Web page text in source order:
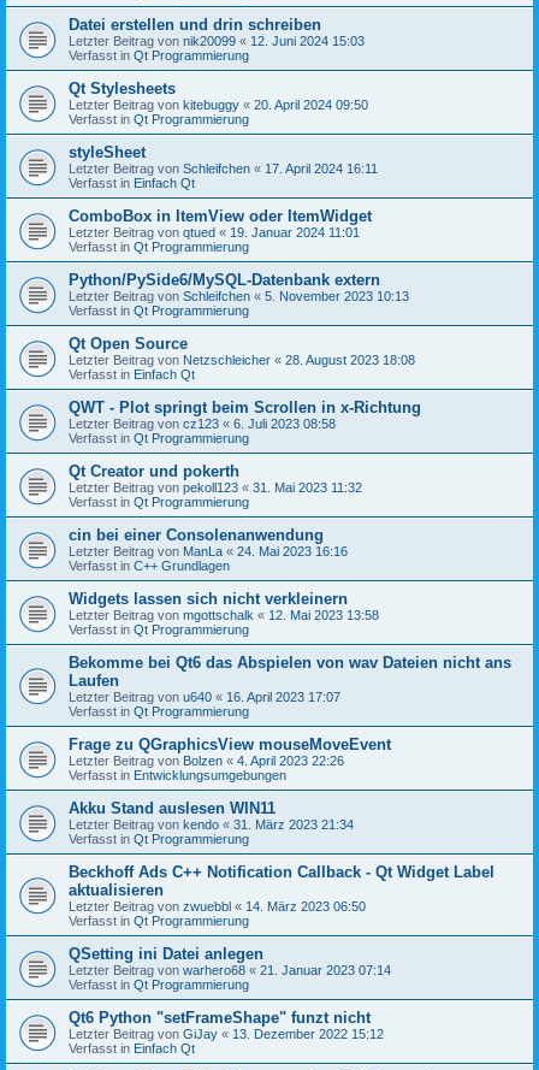
Datei erstellen und drin schreiben
Letzter Beitrag von nik20099 « 12. Juni 2024 15:03
Verfasst in Qt Programmierung
Qt Stylesheets
Letzter Beitrag von kitebuggy « 20. April 2024 09:50
Verfasst in Qt Programmierung
styleSheet
Letzter Beitrag von Schleifchen « 17. April 2024 16:11
Verfasst in Einfach Qt
ComboBox in ItemView oder ItemWidget
Letzter Beitrag von qtued « 19. Januar 2024 11:01
Verfasst in Qt Programmierung
Python/PySide6/MySQL-Datenbank extern
Letzter Beitrag von Schleifchen « 5. November 2023 10:13
Verfasst in Qt Programmierung
Qt Open Source
Letzter Beitrag von Netzschleicher « 28. August 2023 18:08
Verfasst in Einfach Qt
QWT - Plot springt beim Scrollen in x-Richtung
Letzter Beitrag von cz123 « 6. Juli 2023 08:58
Verfasst in Qt Programmierung
Qt Creator und pokerth
Letzter Beitrag von pekoll123 « 31. Mai 2023 11:32
Verfasst in Qt Programmierung
cin bei einer Consolenanwendung
Letzter Beitrag von ManLa « 24. Mai 2023 16:16
Verfasst in C++ Grundlagen
Widgets lassen sich nicht verkleinern
Letzter Beitrag von mgottschalk « 12. Mai 2023 13:58
Verfasst in Qt Programmierung
Bekomme bei Qt6 das Abspielen von wav Dateien nicht ans
Laufen
Letzter Beitrag von u640 « 16. April 2023 17:07
Verfasst in Qt Programmierung
Frage zu QGraphicsView mouseMoveEvent
Letzter Beitrag von Bolzen « 4. April 2023 22:26
Verfasst in Entwicklungsumgebungen
Akku Stand auslesen WIN11
Letzter Beitrag von kendo « 31. März 2023 21:34
Verfasst in Qt Programmierung
Beckhoff Ads C++ Notification Callback - Qt Widget Label
aktualisieren
Letzter Beitrag von zwuebbl « 14. März 2023 06:50
Verfasst in Qt Programmierung
QSetting ini Datei anlegen
Letzter Beitrag von warhero68 « 21. Januar 2023 07:14
Verfasst in Qt Programmierung
Qt6 Python "setFrameShape" funzt nicht
Letzter Beitrag von GiJay « 13. Dezember 2022 15:12
Verfasst in Einfach Qt